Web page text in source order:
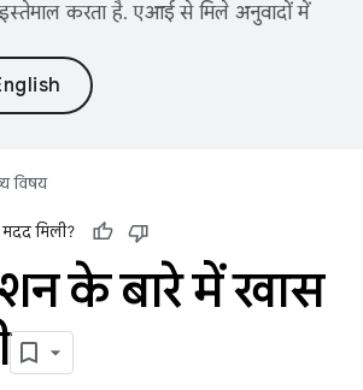
करता है. एआई से मिले अनुवादों में
विषय
मिली?
के बारे में खास